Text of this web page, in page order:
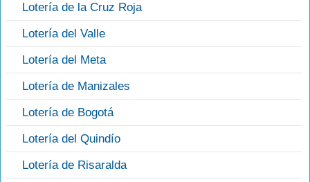
Lotería de la Cruz Roja
Lotería del Valle
Lotería del Meta
Lotería de Manizales
Lotería de Bogotá
Lotería del Quindío
Lotería de Risaralda